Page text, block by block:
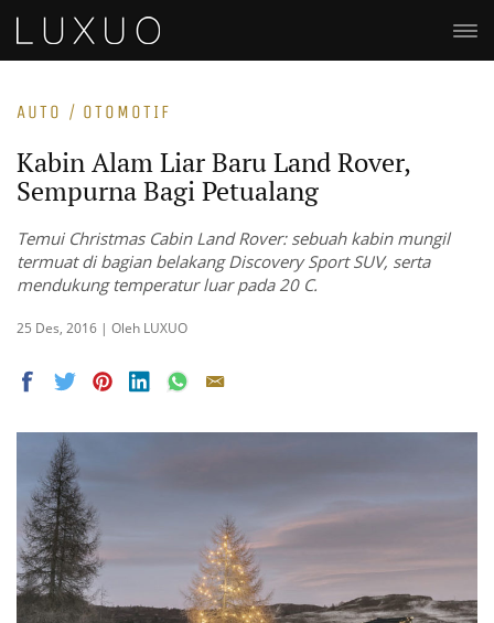
AUTO / OTOMOTIF
Kabin Alam Liar Baru Land Rover,
Sempurna Bagi Petualang
Temui Christmas Cabin Land Rover: sebuah kabin mungil
termuat di bagian belakang Discovery Sport SUV, serta
mendukung temperatur luar pada 20 C.
25 Des, 2016 | Oleh LUXUO